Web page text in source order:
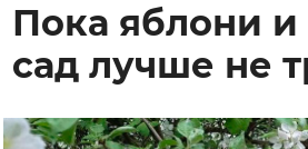
Пока яблони
сад лучше не